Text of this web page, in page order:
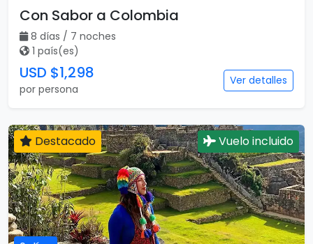
Con Sabor a Colombia
8 días / 7 noches
1 país(es)
USD $1,298
por persona
Ver detalles
Destacado Vuelo incluido